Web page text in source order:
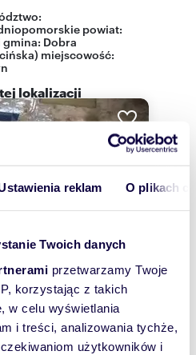
reklam O plikach
Twoich danych
przetwarzamy Twoje
korzystając z takich
w celu wyświetlania
i treści, analizowania tychże,
użytkowników i
powiat:
gmina: Dobra
miejscowość:
lokalizacji
m